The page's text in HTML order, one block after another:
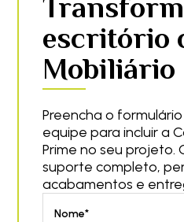
escritório
Mobiliário
Preencha o
equipe para incluir a
Prime no seu projeto.
suporte completo,
acabamentos e
Nome*